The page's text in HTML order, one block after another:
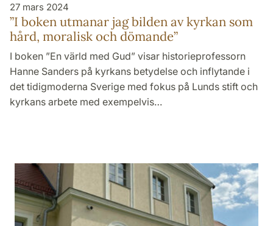
27 mars 2024
”I boken utmanar jag bilden av kyrkan som
hård, moralisk och dömande”
I boken ”En värld med Gud” visar historieprofessorn
Hanne Sanders på kyrkans betydelse och inflytande i
det tidigmoderna Sverige med fokus på Lunds stift och
kyrkans arbete med exempelvis…